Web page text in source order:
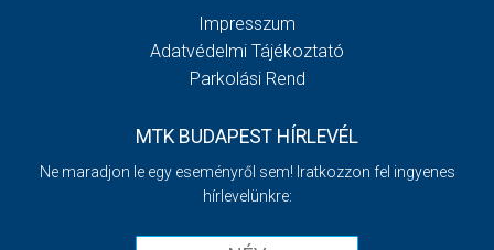
Impresszum
Adatvédelmi Tájékoztató
Parkolási Rend
MTK BUDAPEST HÍRLEVÉL
Ne maradjon le egy eseményről sem! Iratkozzon fel ingyenes
hírlevelünkre: